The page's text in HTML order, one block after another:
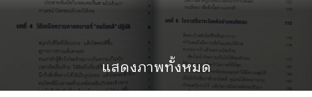
แสดงภาพทั้งหมด